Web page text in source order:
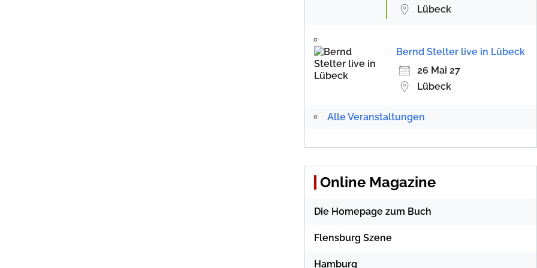
Lübeck
Bernd Stelter live in Lübeck
26 Mai 27
Lübeck
Alle Veranstaltungen
Online Magazine
Die Homepage zum Buch
Flensburg Szene
Hamburg